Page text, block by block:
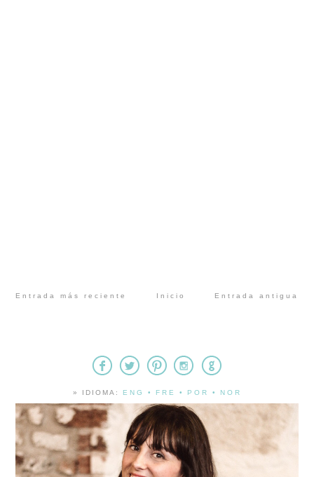
Entrada más reciente Entrada antigua
Inicio
» IDIOMA: ENG • FRE • POR • NOR